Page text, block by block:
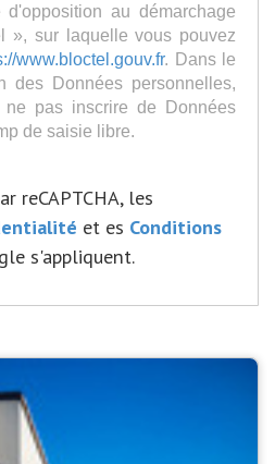
au démarchage
», sur laquelle vous pouvez
www.bloctel.gouv.fr. Dans le
des Données personnelles,
pas inscrire de Données
de saisie libre.
reCAPTCHA, les
et es Conditions
s'appliquent.